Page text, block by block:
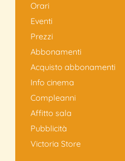
Orari
Eventi
Prezzi
Abbonamenti
Acquisto abbonamenti
Info cinema
Compleanni
Affitto sala
Pubblicità
Victoria Store